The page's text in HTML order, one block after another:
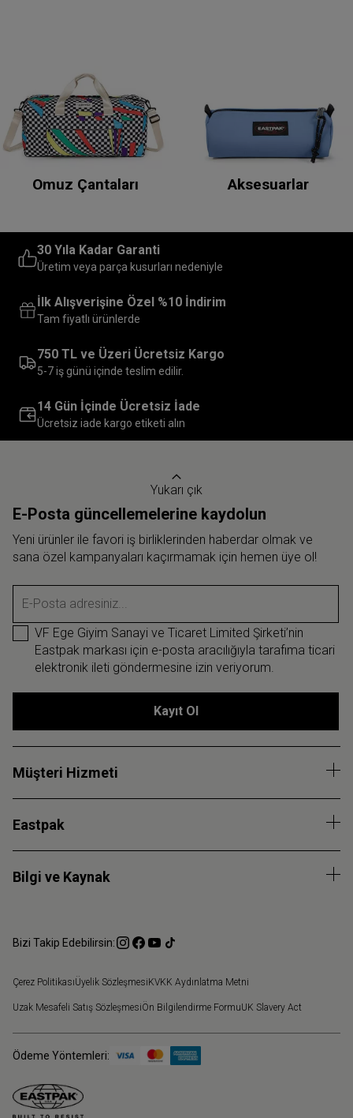
Omuz Çantaları Aksesuarlar
30 Yıla Kadar Garanti
Üretim veya parça kusurları nedeniyle
İlk Alışverişine Özel %10 İndirim
Tam fiyatlı ürünlerde
750 TL ve Üzeri Ücretsiz Kargo
5-7 iş günü içinde teslim edilir.
14 Gün İçinde Ücretsiz İade
Ücretsiz iade kargo etiketi alın
Yukarı çık
E-Posta güncellemelerine kaydolun
Yeni ürünler ile favori iş birliklerinden haberdar olmak ve
sana özel kampanyaları kaçırmamak için hemen üye ol!
E-Posta adresiniz...
VF Ege Giyim Sanayi ve Ticaret Limited Şirketi’nin
Eastpak markası için e-posta aracılığıyla tarafıma ticari
elektronik ileti göndermesine izin veriyorum.
Kayıt Ol
Müşteri Hizmeti
Eastpak
Bilgi ve Kaynak
Bizi Takip Edebilirsin:
Çerez PolitikasıÜyelik SözleşmesiKVKK Aydınlatma Metni
Uzak Mesafeli Satış SözleşmesiÖn Bilgilendirme FormuUK Slavery Act
Ödeme Yöntemleri: